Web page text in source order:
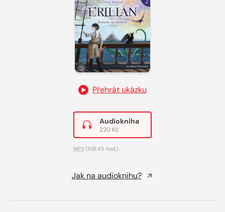
Přehrát ukázku
Audiokniha
220 Kč
MP3 (11:18:45 hod.)
Jak na audioknihu?